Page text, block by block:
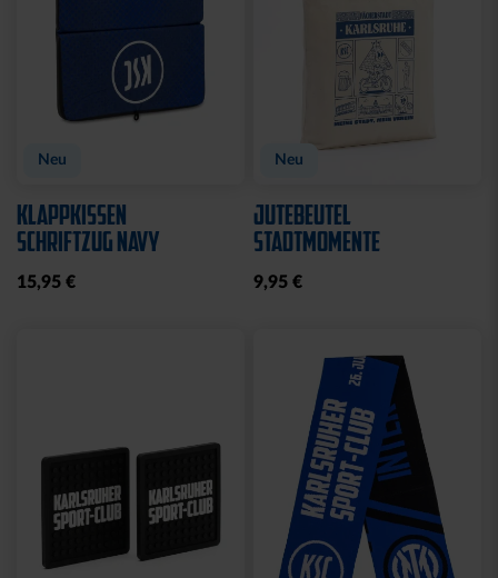
Neu
KLAPPKISSEN
SCHRIFTZUG NAVY
15,95 €
Neu
JUTEBEUTEL
STADTMOMENTE
9,95 €